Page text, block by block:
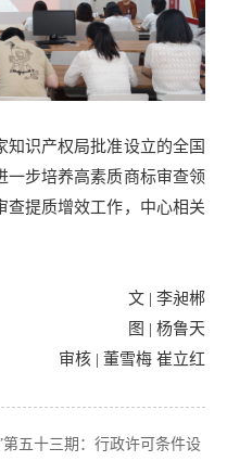
识产权局批准设立的全国
一步培养高素质商标审查领
查提质增效工作，中心相关
文 | 李昶郴
图 | 杨鲁天
审核 | 董雪梅 崔立红
五十三期：行政许可条件设